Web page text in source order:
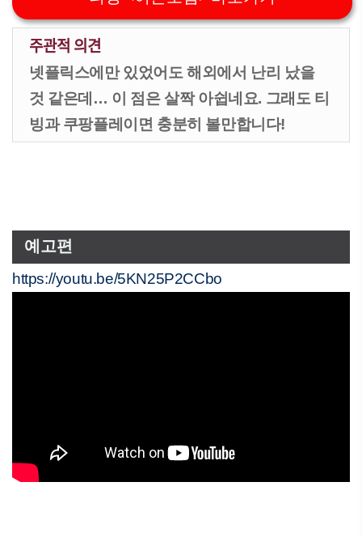
주관적 의견
넷플릭스에만 있었어도 해외에서 난리 났을
것 같은데… 이 점은 살짝 아쉽네요. 그래도 티
빙과 쿠팡플레이면 충분히 볼만합니다!
예고편
https://youtu.be/5KN25P2CCbo